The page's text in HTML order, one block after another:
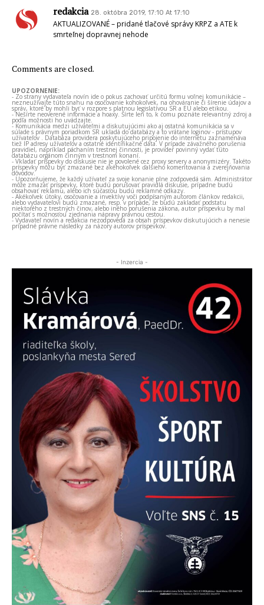
redakcia 28. októbra 2019, 17:10 At 17:10
AKTUALIZOVANÉ – pridané tlačové správy KRPZ a ATE k
smrteľnej dopravnej nehode
Comments are closed.
UPOZORNENIE:
- Zo strany vydavateľa novín ide o pokus zachovať určitú formu voľnej komunikácie –
nezneužívajte túto snahu na osočovanie kohokoľvek, na ohováranie či šírenie údajov a
správ, ktoré by mohli byť v rozpore s platnou legislatívou SR a EÚ alebo etikou.
- Nešírte neoverené informácie a hoaxy. Šírte len to, k čomu poznáte relevantný zdroj a
podľa možnosti ho uvádzajte.
- Komunikácia medzi užívateľmi a diskutujúcimi ako aj ostatná komunikácia sa v
súlade s právnym poriadkom SR ukladá do databázy a to vrátane loginov - prístupov
užívateľov . Databáza providera poskytujúceho pripojenie do internetu zaznamenáva
tiež IP adresy užívateľov a ostatné identifikačné dáta. V prípade závažného porušenia
pravidiel, napríklad páchaním trestnej činnosti, je provider povinný vydať túto
databázu orgánom činným v trestnom konaní.
- Vkladať príspevky do diskusie nie je povolené cez proxy servery a anonymizéry. Takéto
príspevky môžu byť zmazané bez akéhokoľvek ďalšieho komentovania a zverejňovania
dôvodov.
- Upozorňujeme, že každý užívateľ za svoje konanie plne zodpovedá sám. Administrátor
môže zmazať príspevky, ktoré budú porušovať pravidlá diskusie, prípadne budú
obsahovať reklamu, alebo ich súčasťou budú reklamné odkazy.
- Akékoľvek útoky, osočovanie a invektívy voči podpísaným autorom článkov redakcii,
alebo vydavateľovi budú zmazané, resp. v prípade, že budú zakladať podstatu
niektorého z trestných činov, alebo iného porušenia zákona, autor príspevku by mal
počítať s možnosťou zjednania nápravy právnou cestou.
- Vydavateľ novín a redakcia nezodpovedá za obsah príspevkov diskutujúcich a nenesie
prípadné právne následky za názory autorov príspevkov.
- Inzercia -